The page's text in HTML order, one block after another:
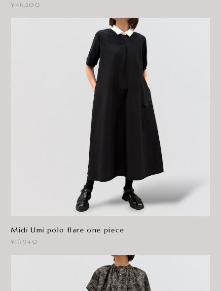
¥46,200
Midi Umi polo flare one piece
¥16,940